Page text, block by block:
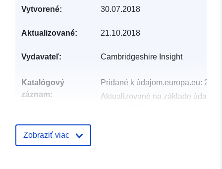
Vytvorené: 30.07.2018
Aktualizované: 21.10.2018
Vydavateľ: Cambridgeshire Insight
Katalógový
záznam:
Pridané k údajom.europa.eu: 29
Aktualizované na základe
uriRef:
Zobraziť viac